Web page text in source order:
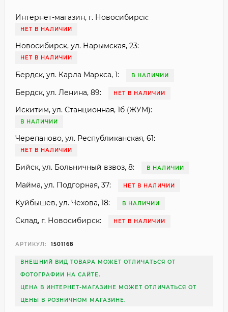
Интернет-магазин, г. Новосибирск:
НЕТ В НАЛИЧИИ
Новосибирск, ул. Нарымская, 23:
НЕТ В НАЛИЧИИ
Бердск, ул. Карла Маркса, 1: В НАЛИЧИИ
Бердск, ул. Ленина, 89: НЕТ В НАЛИЧИИ
Искитим, ул. Станционная, 1б (ЖУМ):
В НАЛИЧИИ
Черепаново, ул. Республиканская, 61:
НЕТ В НАЛИЧИИ
Бийск, ул. Больничный взвоз, 8: В НАЛИЧИИ
Майма, ул. Подгорная, 37: НЕТ В НАЛИЧИИ
Куйбышев, ул. Чехова, 18: В НАЛИЧИИ
Склад, г. Новосибирск: НЕТ В НАЛИЧИИ
АРТИКУЛ: 1501168
ВНЕШНИЙ ВИД ТОВАРА МОЖЕТ ОТЛИЧАТЬСЯ ОТ
ФОТОГРАФИИ НА САЙТЕ.
ЦЕНА В ИНТЕРНЕТ-МАГАЗИНЕ МОЖЕТ ОТЛИЧАТЬСЯ ОТ
ЦЕНЫ В РОЗНИЧНОМ МАГАЗИНЕ.